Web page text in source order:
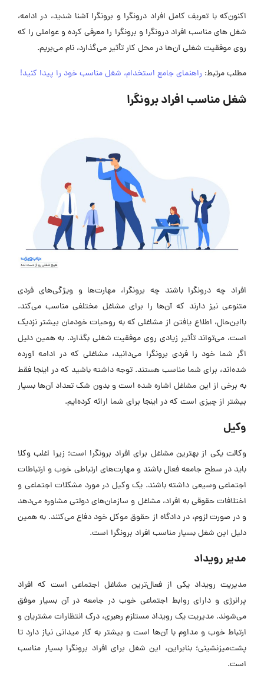
اکنون‌که با تعریف کامل افراد درونگرا و برونگرا آشنا شدید، در ادامه،
شغل های مناسب افراد درونگرا و برونگرا را معرفی کرده و عواملی را که
روی موفقیت شغلی آن‌ها در محل کار تأثیر می‌گذارد، نام می‌بریم.
مطلب مرتبط: راهنمای جامع استخدام، شغل مناسب خود را پیدا کنید!
شغل مناسب افراد برونگرا
افراد چه درونگرا باشند چه برونگرا، مهارت‌ها و ویژگی‌های فردی
متنوعی نیز دارند که آن‌ها را برای مشاغل مختلفی مناسب می‌کند.
بااین‌حال، اطلاع یافتن از مشاغلی که به روحیات خودمان بیشتر نزدیک
است، می‌تواند تأثیر زیادی روی موفقیت شغلی بگذارد. به همین دلیل
اگر شما خود را فردی برونگرا می‌دانید، مشاغلی که در ادامه آورده
شده‌اند، برای شما مناسب هستند. توجه داشته باشید که در اینجا فقط
به برخی از این مشاغل اشاره شده‌ است و بدون شک تعداد آن‌ها بسیار
بیشتر از چیزی است که در اینجا برای شما ارائه کرده‌ایم.
وکیل
وکالت یکی از بهترین مشاغل برای افراد برونگرا است؛ زیرا اغلب وکلا
باید در سطح جامعه فعال باشند و مهارت‌های ارتباطی خوب و ارتباطات
اجتماعی وسیعی داشته باشند. یک وکیل در مورد مشکلات اجتماعی و
اختلافات حقوقی به افراد، مشاغل و سازمان‌های دولتی مشاوره می‌دهد
و در صورت لزوم، در دادگاه از حقوق موکل خود دفاع می‌کنند. به همین
دلیل این شغل بسیار مناسب افراد برونگرا است.
مدیر رویداد
مدیریت رویداد یکی از فعال‌ترین مشاغل اجتماعی است که افراد
پرانرژی و دارای روابط اجتماعی خوب در جامعه در آن بسیار موفق
می‌شوند. مدیریت یک رویداد مستلزم رهبری، درک انتظارات مشتریان و
ارتباط خوب و مداوم با آن‌ها است و بیشتر به کار میدانی نیاز دارد تا
پشت‌میزنشینی؛ بنابراین، این شغل برای افراد برونگرا بسیار مناسب
است.